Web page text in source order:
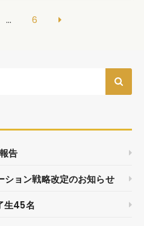
… 6
告
ション戦略改定のお知らせ
生45名